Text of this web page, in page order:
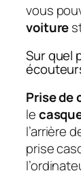
vous
voiture
Sur quel
Prise de
le
l’arrière
prise